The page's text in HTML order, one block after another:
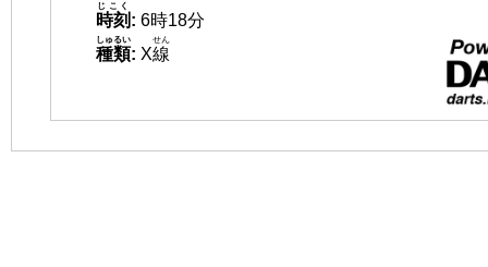
時刻
じこく
: 6時18分
種類
しゅるい
: X線
せん